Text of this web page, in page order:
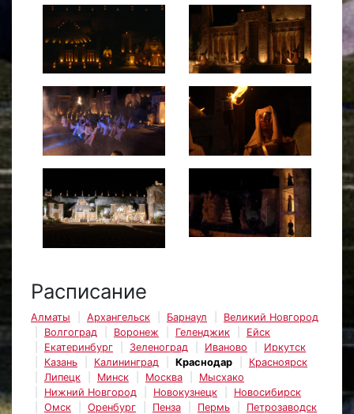
Расписание
Алматы Архангельск Барнаул
Великий Новгород
Волгоград
Воронеж Геленджик
Ейск
Екатеринбург
Зеленоград Иваново
Иркутск
Казань
Калининград Краснодар
Красноярск
Липецк
Минск Москва
Мысхако
Нижний Новгород
Новокузнецк
Новосибирск
Омск
Оренбург Пенза Пермь
Петрозаводск